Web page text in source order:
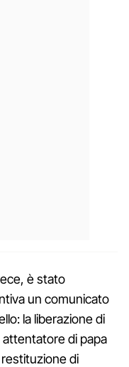
è stato
un comunicato
la liberazione di
attentatore di papa
restituzione di